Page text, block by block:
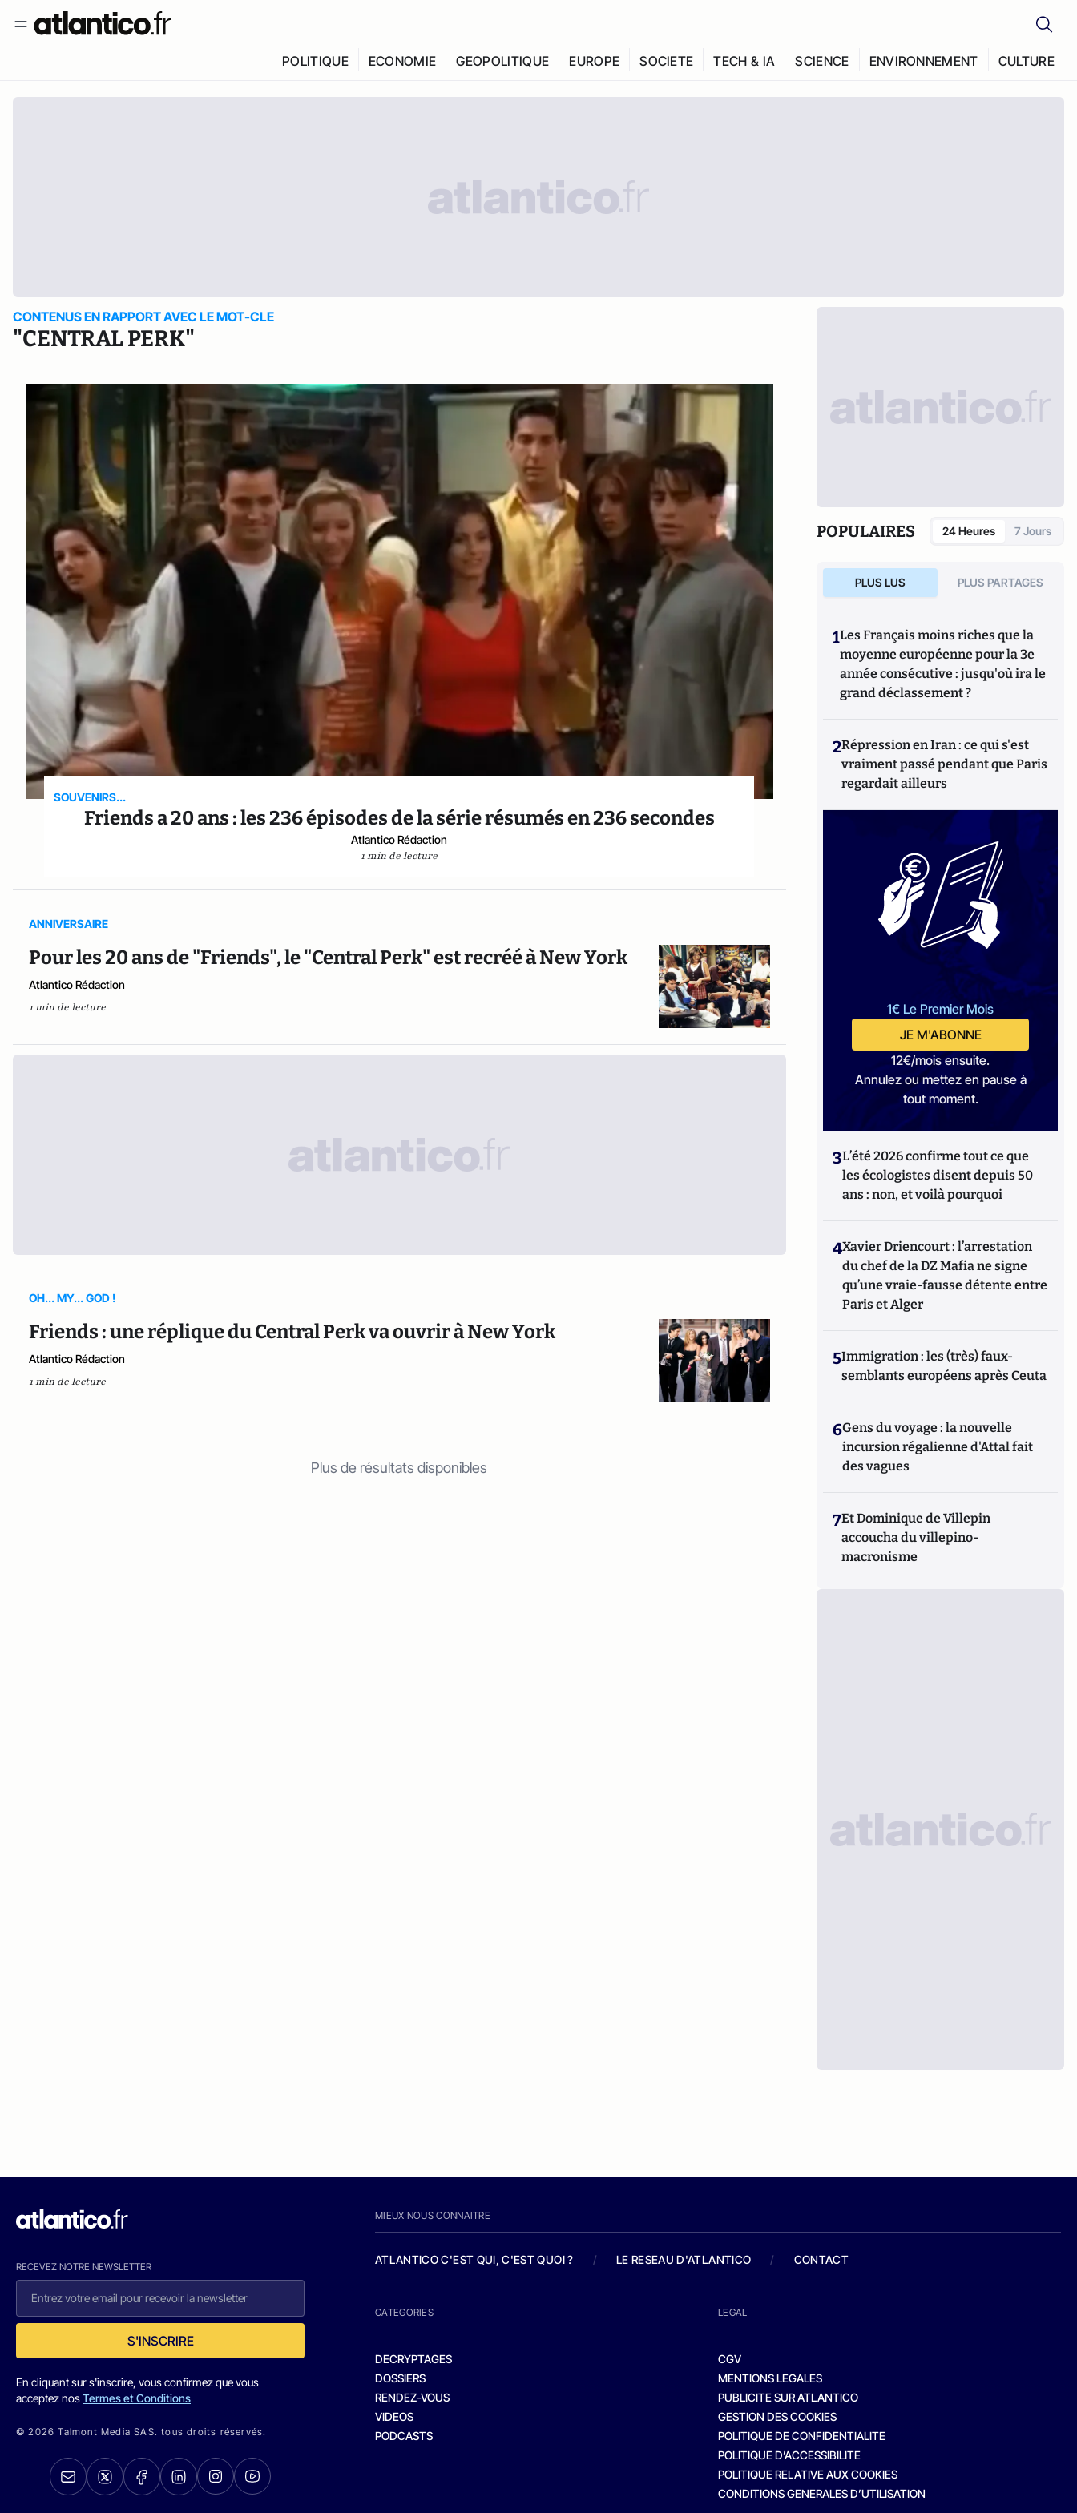
POLITIQUE ECONOMIE GEOPOLITIQUE EUROPE SOCIETE TECH & IA SCIENCE ENVIRONNEMENT CULTURE
CONTENUS EN RAPPORT AVEC LE MOT-CLE
"CENTRAL PERK"
SOUVENIRS...
Friends a 20 ans : les 236 épisodes de la série résumés en 236 secondes
Atlantico Rédaction
1 min de lecture
ANNIVERSAIRE
Pour les 20 ans de "Friends", le "Central Perk" est recréé à New York
Atlantico Rédaction
1 min de lecture
OH... MY... GOD !
Friends : une réplique du Central Perk va ouvrir à New York
Atlantico Rédaction
1 min de lecture
Plus de résultats disponibles
POPULAIRES 24 Heures 7 Jours
PLUS LUS PLUS PARTAGES
1Les Français moins riches que la
moyenne européenne pour la 3e
année consécutive : jusqu'où ira le
grand déclassement ?
2Répression en Iran : ce qui s'est
vraiment passé pendant que Paris
regardait ailleurs
1€ Le Premier Mois
JE M'ABONNE
12€/mois ensuite.
Annulez ou mettez en pause à
tout moment.
3L’été 2026 confirme tout ce que
les écologistes disent depuis 50
ans : non, et voilà pourquoi
4Xavier Driencourt : l’arrestation
du chef de la DZ Mafia ne signe
qu’une vraie-fausse détente entre
Paris et Alger
5Immigration : les (très) faux-
semblants européens après Ceuta
6Gens du voyage : la nouvelle
incursion régalienne d'Attal fait
des vagues
7Et Dominique de Villepin
accoucha du villepino-
macronisme
RECEVEZ NOTRE NEWSLETTER
S'INSCRIRE
En cliquant sur s'inscrire, vous confirmez que vous
acceptez nosTermes et Conditions
© 2026 Talmont Media SAS. tous droits réservés.
MIEUX NOUS CONNAITRE
ATLANTICO C'EST QUI, C'EST QUOI ? / LE RESEAU D'ATLANTICO / CONTACT
CATEGORIES
DECRYPTAGES
DOSSIERS
RENDEZ-VOUS
VIDEOS
PODCASTS
LEGAL
CGV
MENTIONS LEGALES
PUBLICITE SUR ATLANTICO
GESTION DES COOKIES
POLITIQUE DE CONFIDENTIALITE
POLITIQUE D’ACCESSIBILITE
POLITIQUE RELATIVE AUX COOKIES
CONDITIONS GENERALES D’UTILISATION